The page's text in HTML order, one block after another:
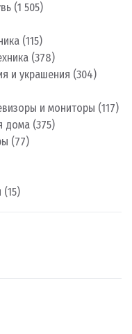
(1 505)
(115)
(378)
и украшения (304)
и мониторы (117)
дома (375)
(77)
(15)